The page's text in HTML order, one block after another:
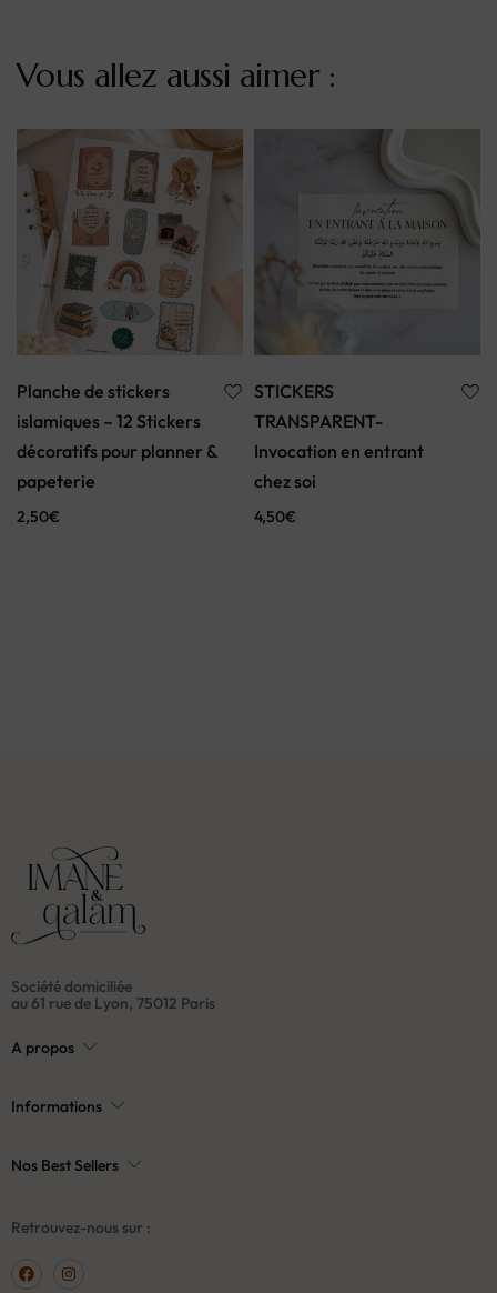
Vous allez aussi aimer :
Planche de stickers
islamiques – 12 Stickers
décoratifs pour planner &
papeterie
2,50€
STICKERS
TRANSPARENT-
Invocation en entrant
chez soi
4,50€
Société domiciliée
au 61 rue de Lyon, 75012 Paris
A propos
Informations
Nos Best Sellers
Retrouvez-nous sur :